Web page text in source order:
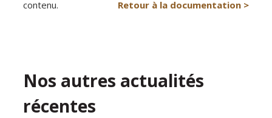
contenu.
Retour à la documentation >
Nos autres actualités
récentes